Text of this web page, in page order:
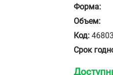
Форма:
Объем:
Код:
Срок